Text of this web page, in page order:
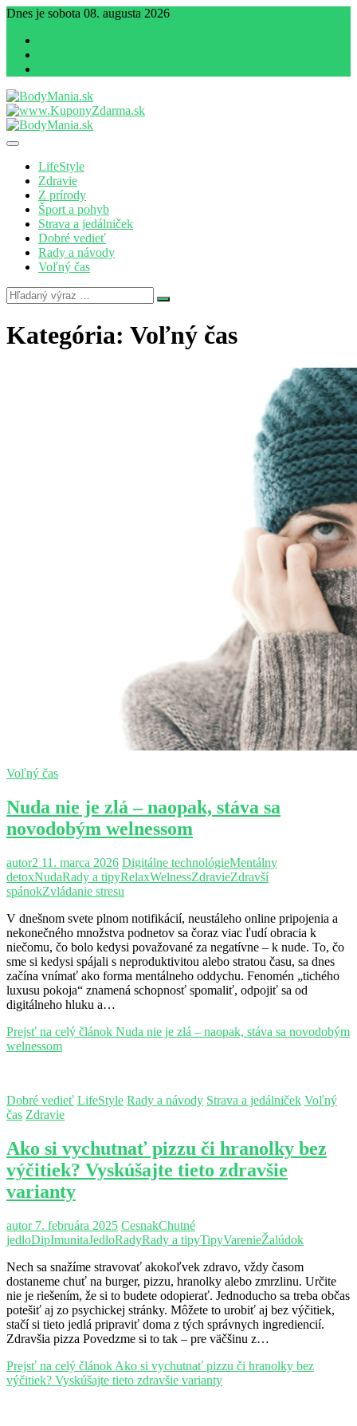
Dnes je sobota 08. augusta 2026
BodyMania.sk
Magazín zdravia a životného štýlu
LifeStyle
Zdravie
Z prírody
Šport a pohyb
Strava a jedálniček
Dobré vedieť
Rady a návody
Voľný čas
Kategória: Voľný čas
Voľný čas
Nuda nie je zlá – naopak, stáva sa
novodobým welnessom
autor2 11. marca 2026 Digitálne technológieMentálny
detoxNudaRady a tipyRelaxWelnessZdravieZdravší
spánokZvládanie stresu
V dnešnom svete plnom notifikácií, neustáleho online pripojenia a
nekonečného množstva podnetov sa čoraz viac ľudí obracia k
niečomu, čo bolo kedysi považované za negatívne – k nude. To, čo
sme si kedysi spájali s neproduktivitou alebo stratou času, sa dnes
začína vnímať ako forma mentálneho oddychu. Fenomén „tichého
luxusu pokoja“ znamená schopnosť spomaliť, odpojiť sa od
digitálneho hluku a…
Prejsť na celý článok Nuda nie je zlá – naopak, stáva sa novodobým
welnessom
Dobré vedieť LifeStyle Rady a návody Strava a jedálniček Voľný
čas Zdravie
Ako si vychutnať pizzu či hranolky bez
výčitiek? Vyskúšajte tieto zdravšie
varianty
autor7. februára 2025 CesnakChutné
jedloDipImunitaJedloRadyRady a tipyTipyVarenieŽalúdok
Nech sa snažíme stravovať akokoľvek zdravo, vždy časom
dostaneme chuť na burger, pizzu, hranolky alebo zmrzlinu. Určite
nie je riešením, že si to budete odopierať. Jednoducho sa treba občas
potešiť aj zo psychickej stránky. Môžete to urobiť aj bez výčitiek,
stačí si tieto jedlá pripraviť doma z tých správnych ingrediencií.
Zdravšia pizza Povedzme si to tak – pre väčšinu z…
Prejsť na celý článok Ako si vychutnať pizzu či hranolky bez
výčitiek? Vyskúšajte tieto zdravšie varianty